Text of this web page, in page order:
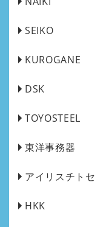
SEIKO
KUROGANE
DSK
TOYOSTEEL
東洋事務器
アイリスチトセ
HKK